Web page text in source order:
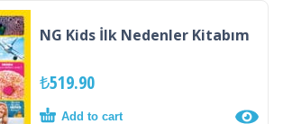
NG Kids İlk Nedenler Kitabım
₺519.90
Add to cart